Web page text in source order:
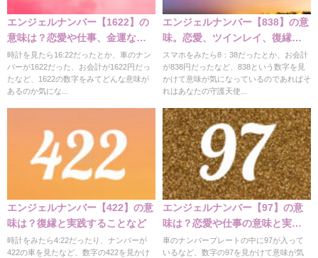
エンジェルナンバー【1622】の
意味は？恋愛や仕事、金運など
の意味
時計を見たら16:22だったとか、車のナン
バーが1622だった、お会計が1622円だっ
たなど、1622の数字をみてどんな意味が
あるのか気にな...
エンジェルナンバー【838】の意
味。恋愛、ツインレイ、復縁、
片思い、仕事を解説
スマホをみたら8：38だったとか、お会計
が838円だったなど、838という数字を見
かけて意味が気になっているのであればそ
れはあなたの守護天使...
エンジェルナンバー【422】の意
味は？復縁と実践することなど
時計をみたら4:22だったり、ナンバーが
422の車を見たなど、数字の422を見かけ
エンジェルナンバー【97】の意
味は？恋愛や仕事の意味と実践
編
車のナンバープレートの中に97が入って
いるなど、数字の97を見かけて意味が気